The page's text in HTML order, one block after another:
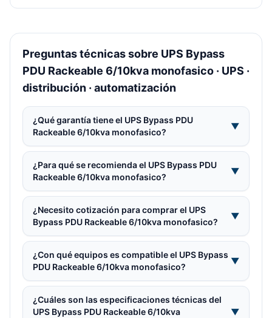
Preguntas técnicas sobre UPS Bypass
PDU Rackeable 6/10kva monofasico · UPS ·
distribución · automatización
¿Qué garantía tiene el UPS Bypass PDU
Rackeable 6/10kva monofasico?
▼
¿Para qué se recomienda el UPS Bypass PDU
Rackeable 6/10kva monofasico?
▼
¿Necesito cotización para comprar el UPS
Bypass PDU Rackeable 6/10kva monofasico?
▼
¿Con qué equipos es compatible el UPS Bypass
PDU Rackeable 6/10kva monofasico?
▼
¿Cuáles son las especificaciones técnicas del
UPS Bypass PDU Rackeable 6/10kva
▼